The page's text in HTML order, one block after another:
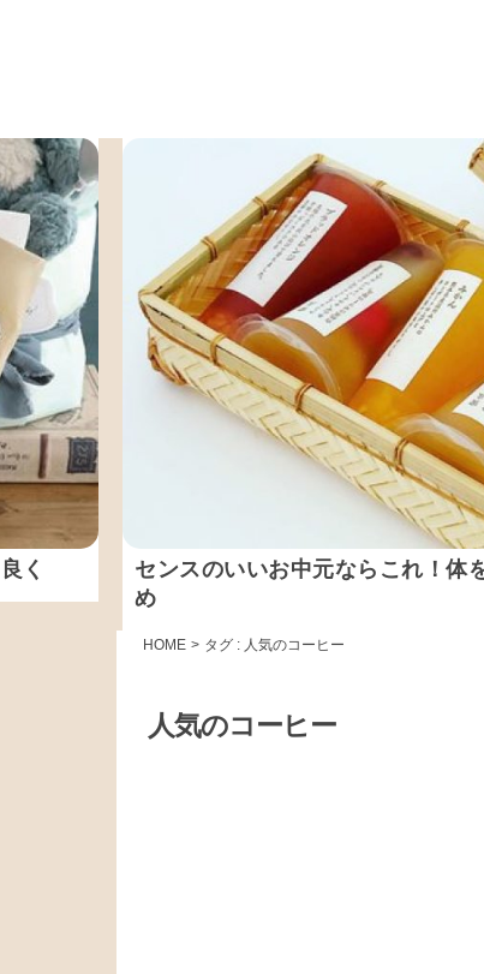
く
センスのいいお中元ならこれ！体
め
HOME > タグ : 人気のコーヒー
人気のコーヒー